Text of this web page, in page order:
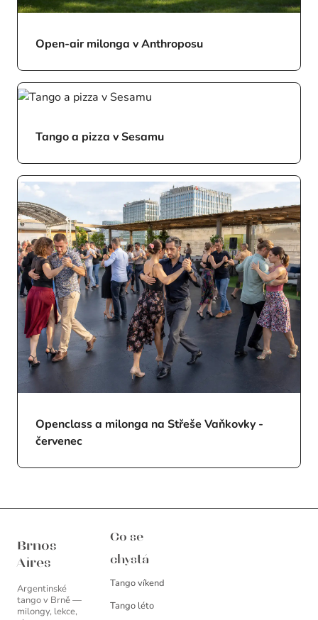
Open-air milonga v Anthroposu
Tango a pizza v Sesamu
Openclass a milonga na Střeše Vaňkovky -
červenec
Brnos
Aires
Argentinské
tango v Brně —
milongy, lekce,
Co se
chystá
Tango víkend
Tango léto